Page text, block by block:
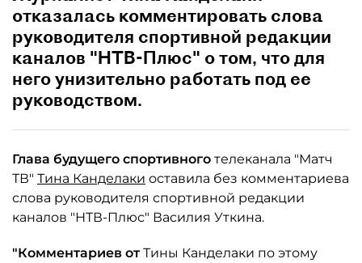
отказалась комментировать слова
руководителя спортивной редакции
каналов "НТВ-Плюс" о том, что для
него унизительно работать под ее
руководством.
Глава будущего спортивного телеканала "Матч
ТВ" Тина Канделаки оставила без комментариева
слова руководителя спортивной редакции
каналов "НТВ-Плюс" Василия Уткина.
"Комментариев отТины Канделаки по этому